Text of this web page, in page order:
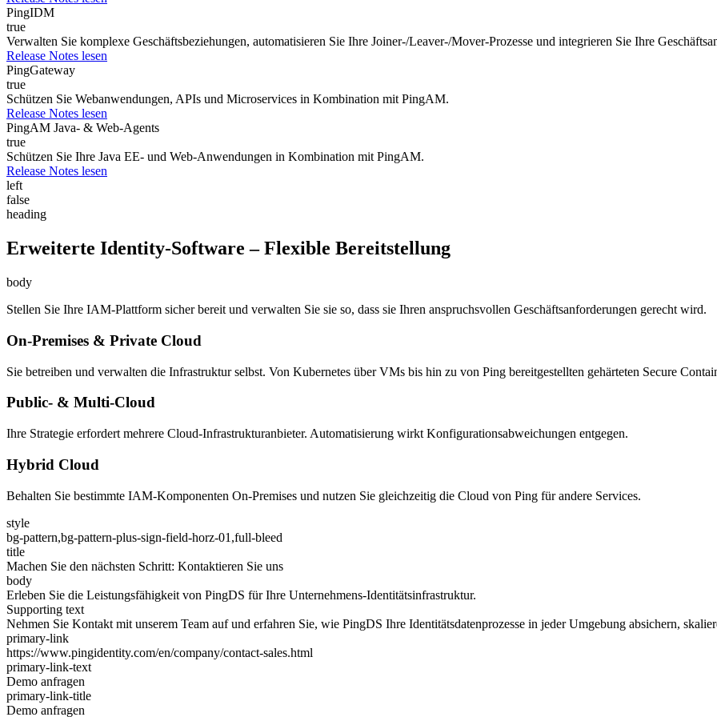
PingIDM
true
Verwalten Sie komplexe Geschäftsbeziehungen, automatisieren Sie Ihre Joiner-/Leaver-/Mover-Prozesse und integrieren Sie Ihre
Release Notes lesen
PingGateway
true
Schützen Sie Webanwendungen, APIs und Microservices in Kombination mit PingAM.
Release Notes lesen
PingAM Java- & Web-Agents
true
Schützen Sie Ihre Java EE- und Web-Anwendungen in Kombination mit PingAM.
Release Notes lesen
left
false
heading
Erweiterte Identity-Software – Flexible Bereitstellung
body
Stellen Sie Ihre IAM-Plattform sicher bereit und verwalten Sie sie so, dass sie Ihren anspruchsvollen Geschäftsanforderungen gerecht wird.
On-Premises & Private Cloud
Sie betreiben und verwalten die Infrastruktur selbst. Von Kubernetes über VMs bis hin zu von Ping bereitgestellten gehärteten Secure
Public- & Multi-Cloud
Ihre Strategie erfordert mehrere Cloud-Infrastrukturanbieter. Automatisierung wirkt Konfigurationsabweichungen entgegen.
Hybrid Cloud
Behalten Sie bestimmte IAM-Komponenten On-Premises und nutzen Sie gleichzeitig die Cloud von Ping für andere Services.
style
bg-pattern,bg-pattern-plus-sign-field-horz-01,full-bleed
title
Machen Sie den nächsten Schritt: Kontaktieren Sie uns
body
Erleben Sie die Leistungsfähigkeit von PingDS für Ihre Unternehmens-Identitätsinfrastruktur.
Supporting text
Nehmen Sie Kontakt mit unserem Team auf und erfahren Sie, wie PingDS Ihre Identitätsdatenprozesse in jeder Umgebung absichern,
primary-link
https://www.pingidentity.com/en/company/contact-sales.html
primary-link-text
Demo anfragen
primary-link-title
Demo anfragen